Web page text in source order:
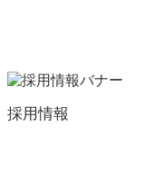
採用情報